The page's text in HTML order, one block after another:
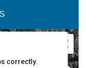
correctly.